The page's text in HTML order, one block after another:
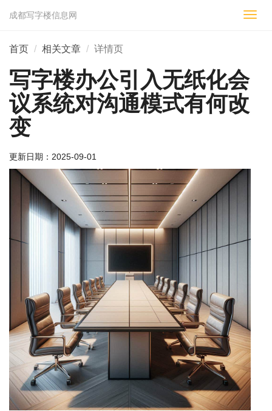
切
成都写字楼信息网
首页 相关文章 详情页
写字楼办公引入无纸化会
议系统对沟通模式有何改
变
更新日期： 2025-09-01